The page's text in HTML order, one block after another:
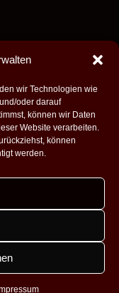
wir Technologien wie
oder darauf
können wir Daten
Website verarbeiten.
können
werden.
GmbH|
aus Saarbrücken